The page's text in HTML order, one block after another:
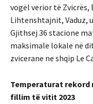
vogël verior të Zvicrës,
Lihtenshtajnit, Vaduz,
Gjithsej 36 stacione
maksimale lokale në
zvicerane ne shqip Le
Temperaturat rekord
fillim të vitit 2023